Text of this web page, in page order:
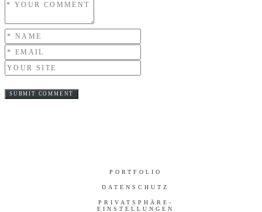
PORTFOLIO
DATENSCHUTZ
PRIVATSPHÄRE-
EINSTELLUNGEN